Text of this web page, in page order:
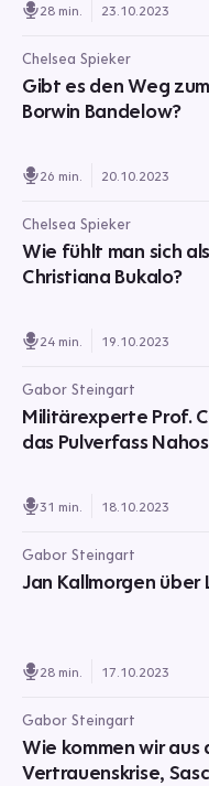
28 min. 23.10.2023
Chelsea Spieker
Gibt es den Weg
Borwin Bandelow?
26 min. 20.10.2023
Chelsea Spieker
Wie fühlt man sich
Christiana Bukalo?
24 min. 19.10.2023
Gabor Steingart
Militärexperte Prof.
das Pulverfass
31 min. 18.10.2023
Gabor Steingart
Jan Kallmorgen über
28 min. 17.10.2023
Gabor Steingart
Wie kommen wir aus
Vertrauenskrise,